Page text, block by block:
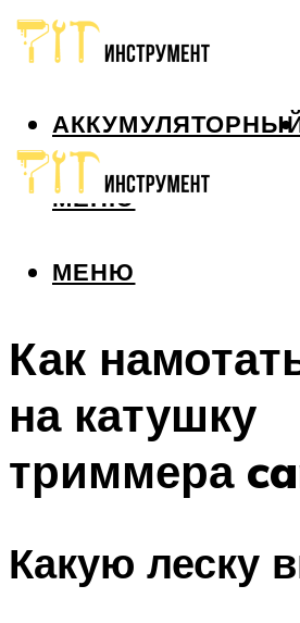
МЕНЮ
МЕНЮ
Как
на катушку
триммера
Какую леску